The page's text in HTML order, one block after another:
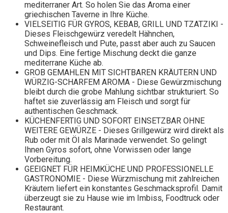
mediterraner Art. So holen Sie das Aroma einer
griechischen Taverne in Ihre Küche.
VIELSEITIG FÜR GYROS, KEBAB, GRILL UND TZATZIKI -
Dieses Fleischgewürz veredelt Hähnchen,
Schweinefleisch und Pute, passt aber auch zu Saucen
und Dips. Eine fertige Mischung deckt die ganze
mediterrane Küche ab.
GROB GEMAHLEN MIT SICHTBAREN KRÄUTERN UND
WÜRZIG-SCHARFEM AROMA - Diese Gewürzmischung
bleibt durch die grobe Mahlung sichtbar strukturiert. So
haftet sie zuverlässig am Fleisch und sorgt für
authentischen Geschmack.
KÜCHENFERTIG UND SOFORT EINSETZBAR OHNE
WEITERE GEWÜRZE - Dieses Grillgewürz wird direkt als
Rub oder mit Öl als Marinade verwendet. So gelingt
Ihnen Gyros sofort, ohne Vorwissen oder lange
Vorbereitung.
GEEIGNET FÜR HEIMKÜCHE UND PROFESSIONELLE
GASTRONOMIE - Diese Würzmischung mit zahlreichen
Kräutern liefert ein konstantes Geschmacksprofil. Damit
überzeugt sie zu Hause wie im Imbiss, Foodtruck oder
Restaurant.